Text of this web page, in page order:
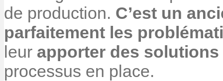
de production. C’est un
parfaitement les
leur apporter des
processus en place.